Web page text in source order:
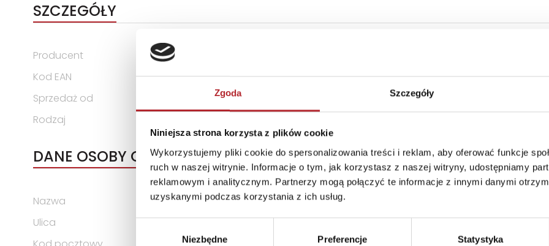
Zgoda Szczegóły
Niniejsza strona korzysta z plików cookie
Wykorzystujemy pliki cookie do spersonalizowania treści i reklam, aby oferować funkcje
ruch w naszej witrynie. Informacje o tym, jak korzystasz z naszej witryny, udostępniamy
reklamowym i analitycznym. Partnerzy mogą połączyć te informacje z innymi danymi
uzyskanymi podczas korzystania z ich usług.
Niezbędne Preferencje Statystyka
SZCZEGÓŁY
Producent
Schmidt Puzzle
Kod EAN
4001504585242
Sprzedaż od
Rodzaj
Kraj produkcji
DE
Brak prawa zwrotu
DANE OSOBY ODPOWIEDZIALNEJ
Nazwa
Schmidt Spiele GmbH
Ulica
Lahnstraße 21